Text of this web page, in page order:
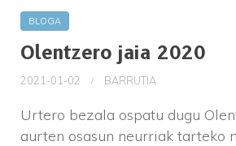
BLOGA
Olentzero jaia 2020
2021-01-02 BARRUTIA
Urtero bezala ospatu dugu
aurten osasun neurriak tarteko